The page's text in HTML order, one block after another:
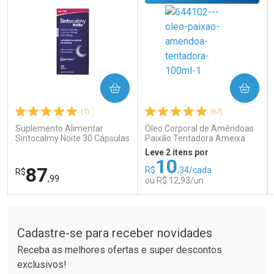
Comprar sem Desconto
Por R$ 26,99/cada
Comprar sem Desconto
Por R$ 26,99/cada
Comprar sem Desconto
Por R$ 121,90/cada
Comprar sem Desconto
Por R$ 121,90/cada
(1)
Suplemento Alimentar
Sintocalmy Noite 30 Cápsulas
R$87,99
COMPRAR
Laboratório
Por Menos
(67)
Óleo Corporal de Amêndoas
Paixão Tentadora Ameixa
Rubi 100ml
Leve 2 itens por
R$10,34/cada
ou R$ 12,93/un
COMPRAR
Laboratório
Por Menos
Cadastre-se para receber novidades
Receba as melhores ofertas e super descontos
exclusivos!